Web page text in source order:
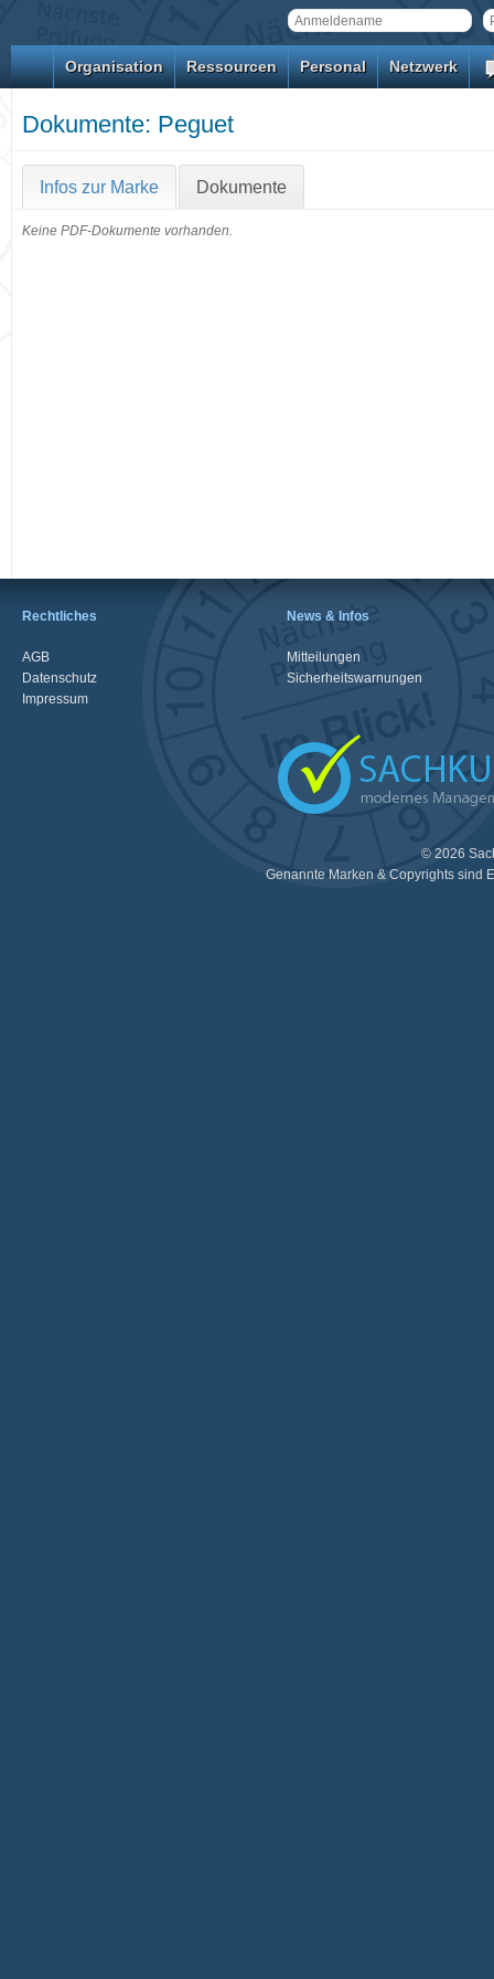
Organisation Ressourcen Personal Netzwerk
Dokumente: Peguet
Infos zur Marke Dokumente
Keine PDF-Dokumente vorhanden.
Rechtliches
AGB
Datenschutz
Impressum
News & Infos
Mitteilungen
Sicherheitswarnungen
© 2026
Genannte Marken & Copyrights sind